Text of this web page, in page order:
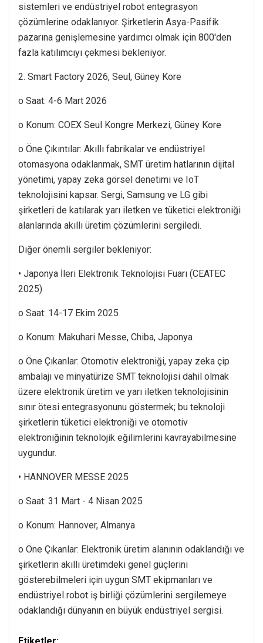
sistemleri ve endüstriyel robot entegrasyon
çözümlerine odaklanıyor. Şirketlerin Asya-Pasifik
pazarına genişlemesine yardımcı olmak için 800'den
fazla katılımcıyı çekmesi bekleniyor.
2. Smart Factory 2026, Seul, Güney Kore
o Saat: 4-6 Mart 2026
o Konum: COEX Seul Kongre Merkezi, Güney Kore
o Öne Çıkıntılar: Akıllı fabrikalar ve endüstriyel
otomasyona odaklanmak, SMT üretim hatlarının dijital
yönetimi, yapay zeka görsel denetimi ve IoT
teknolojisini kapsar. Sergi, Samsung ve LG gibi
şirketleri de katılarak yarı iletken ve tüketici elektroniği
alanlarında akıllı üretim çözümlerini sergiledi.
Diğer önemli sergiler bekleniyor:
• Japonya İleri Elektronik Teknolojisi Fuarı (CEATEC
2025)
o Saat: 14-17 Ekim 2025
o Konum: Makuhari Messe, Chiba, Japonya
o Öne Çıkanlar: Otomotiv elektroniği, yapay zeka çip
ambalajı ve minyatürize SMT teknolojisi dahil olmak
üzere elektronik üretim ve yarı iletken teknolojisinin
sınır ötesi entegrasyonunu göstermek; bu teknoloji
şirketlerin tüketici elektroniği ve otomotiv
elektroniğinin teknolojik eğilimlerini kavrayabilmesine
uygundur.
• HANNOVER MESSE 2025
o Saat: 31 Mart - 4 Nisan 2025
o Konum: Hannover, Almanya
o Öne Çıkanlar: Elektronik üretim alanının odaklandığı ve
şirketlerin akıllı üretimdeki genel güçlerini
gösterebilmeleri için uygun SMT ekipmanları ve
endüstriyel robot iş birliği çözümlerini sergilemeye
odaklandığı dünyanın en büyük endüstriyel sergisi.
Etiketler: